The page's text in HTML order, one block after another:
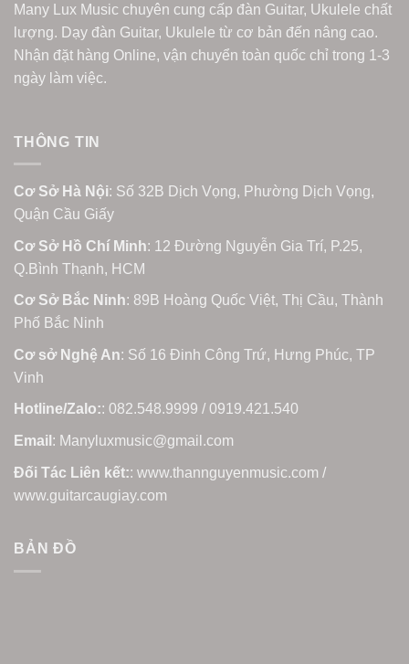
Many Lux Music chuyên cung cấp đàn Guitar, Ukulele chất
lượng. Dạy đàn Guitar, Ukulele từ cơ bản đến nâng cao.
Nhận đặt hàng Online, vận chuyển toàn quốc chỉ trong 1-3
ngày làm việc.
THÔNG TIN
Cơ Sở Hà Nội: Số 32B Dịch Vọng, Phường Dịch Vọng,
Quận Cầu Giấy
Cơ Sở Hồ Chí Minh: 12 Đường Nguyễn Gia Trí, P.25,
Q.Bình Thạnh, HCM
Cơ Sở Bắc Ninh: 89B Hoàng Quốc Việt, Thị Cầu, Thành
Phố Bắc Ninh
Cơ sở Nghệ An: Số 16 Đinh Công Trứ, Hưng Phúc, TP
Vinh
Hotline/Zalo:: 082.548.9999 / 0919.421.540
Email : Manyluxmusic@gmail.com
Đối Tác Liên kết:: www.thannguyenmusic.com /
www.guitarcaugiay.com
BẢN ĐỒ